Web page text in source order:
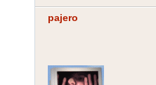
pajero